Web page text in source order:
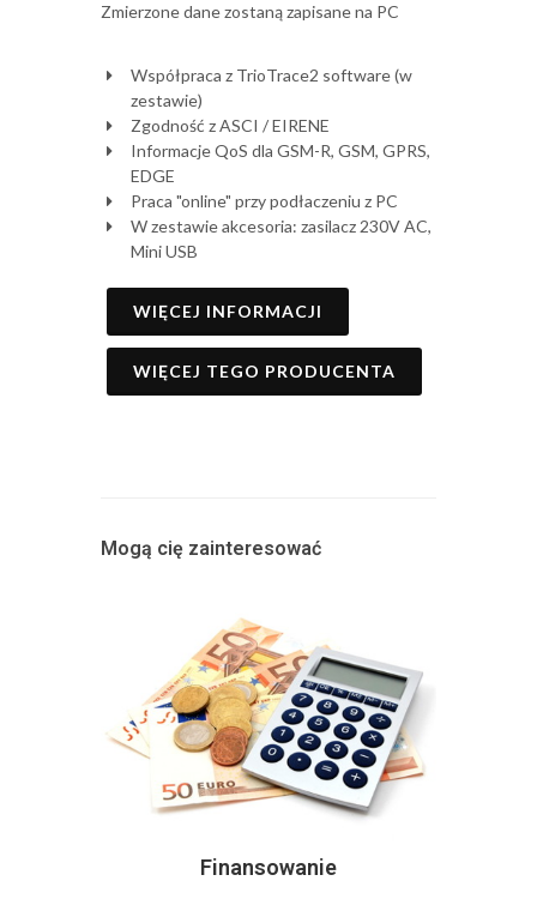
Zmierzone dane zostaną zapisane na PC
Współpraca z TrioTrace2 software (w
zestawie)
Zgodność z ASCI / EIRENE
Informacje QoS dla GSM-R, GSM, GPRS,
EDGE
Praca "online" przy podłaczeniu z PC
W zestawie akcesoria: zasilacz 230V AC,
Mini USB
WIĘCEJ INFORMACJI
WIĘCEJ TEGO PRODUCENTA
Mogą cię zainteresować
Finansowanie